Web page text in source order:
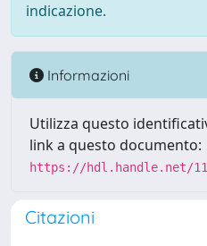
indicazione.
Informazioni
Utilizza questo
link a questo documento:
https://hdl.handle.net/
Citazioni